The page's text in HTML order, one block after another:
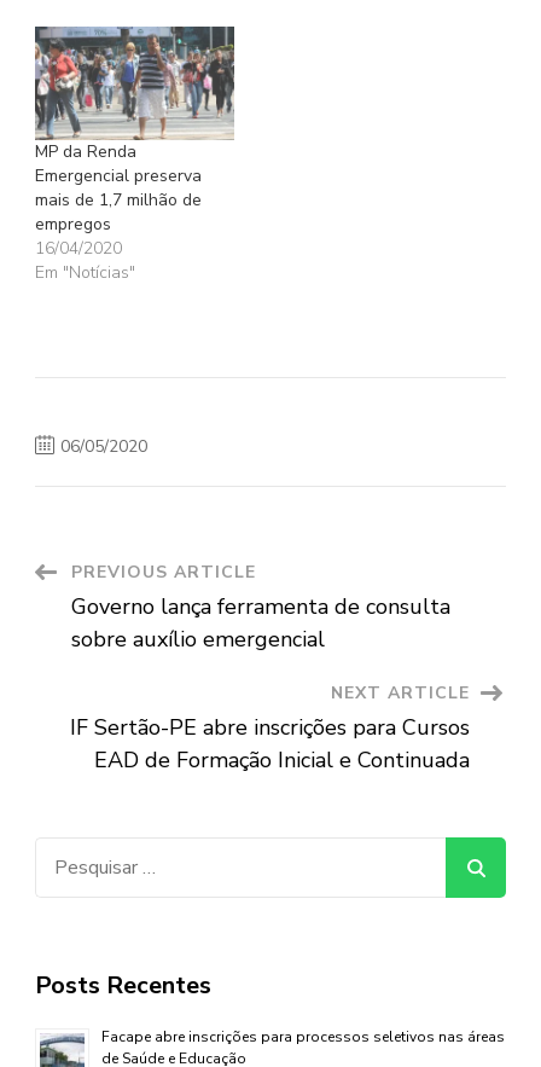
MP da Renda
Emergencial preserva
mais de 1,7 milhão de
empregos
16/04/2020
Em "Notícias"
06/05/2020
Post
Navigation
PREVIOUS ARTICLE
Governo lança ferramenta de consulta
sobre auxílio emergencial
NEXT ARTICLE
IF Sertão-PE abre inscrições para Cursos
EAD de Formação Inicial e Continuada
Posts Recentes
Facape abre inscrições para processos seletivos nas áreas
de Saúde e Educação